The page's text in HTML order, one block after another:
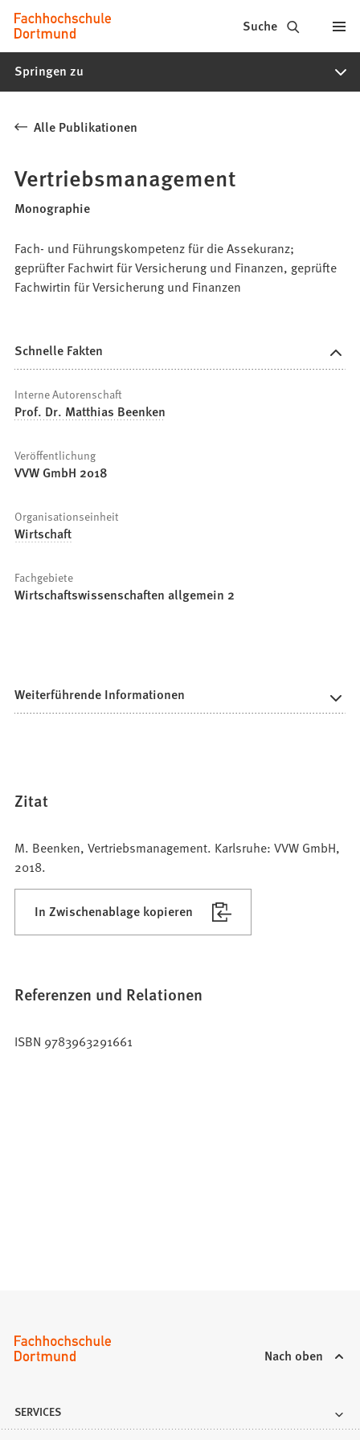
Inhalt anspringen
Fachhochschule
Dortmund
-
Studiengänge,
Bewerbung
Suche
Springen zu
Alle Publikationen
Vertriebsmanagement
Monographie
Fach- und Führungskompetenz für die Assekuranz;
geprüfter Fachwirt für Versicherung und Finanzen, geprüfte
Fachwirtin für Versicherung und Finanzen
Schnelle Fakten
Interne Autorenschaft
Prof. Dr. Matthias Beenken
Veröffentlichung
VVW GmbH 2018
Organisationseinheit
Wirtschaft
Fachgebiete
Wirtschaftswissenschaften allgemein 2
Weiterführende Informationen
Zitat
M. Beenken, Vertriebsmanagement. Karlsruhe: VVW GmbH,
2018.
In Zwischenablage kopieren
Referenzen und Relationen
ISBN 9783963291661
Nach oben
SERVICES